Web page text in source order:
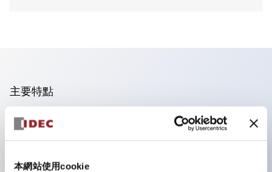
本網站使用cookie
主要特點
可進行集合密著安裝，接觸單元的拆裝在集合密著安裝時
亦容易進行。
採用刺刀機構的鎖定桿拆裝方式的分離結構。